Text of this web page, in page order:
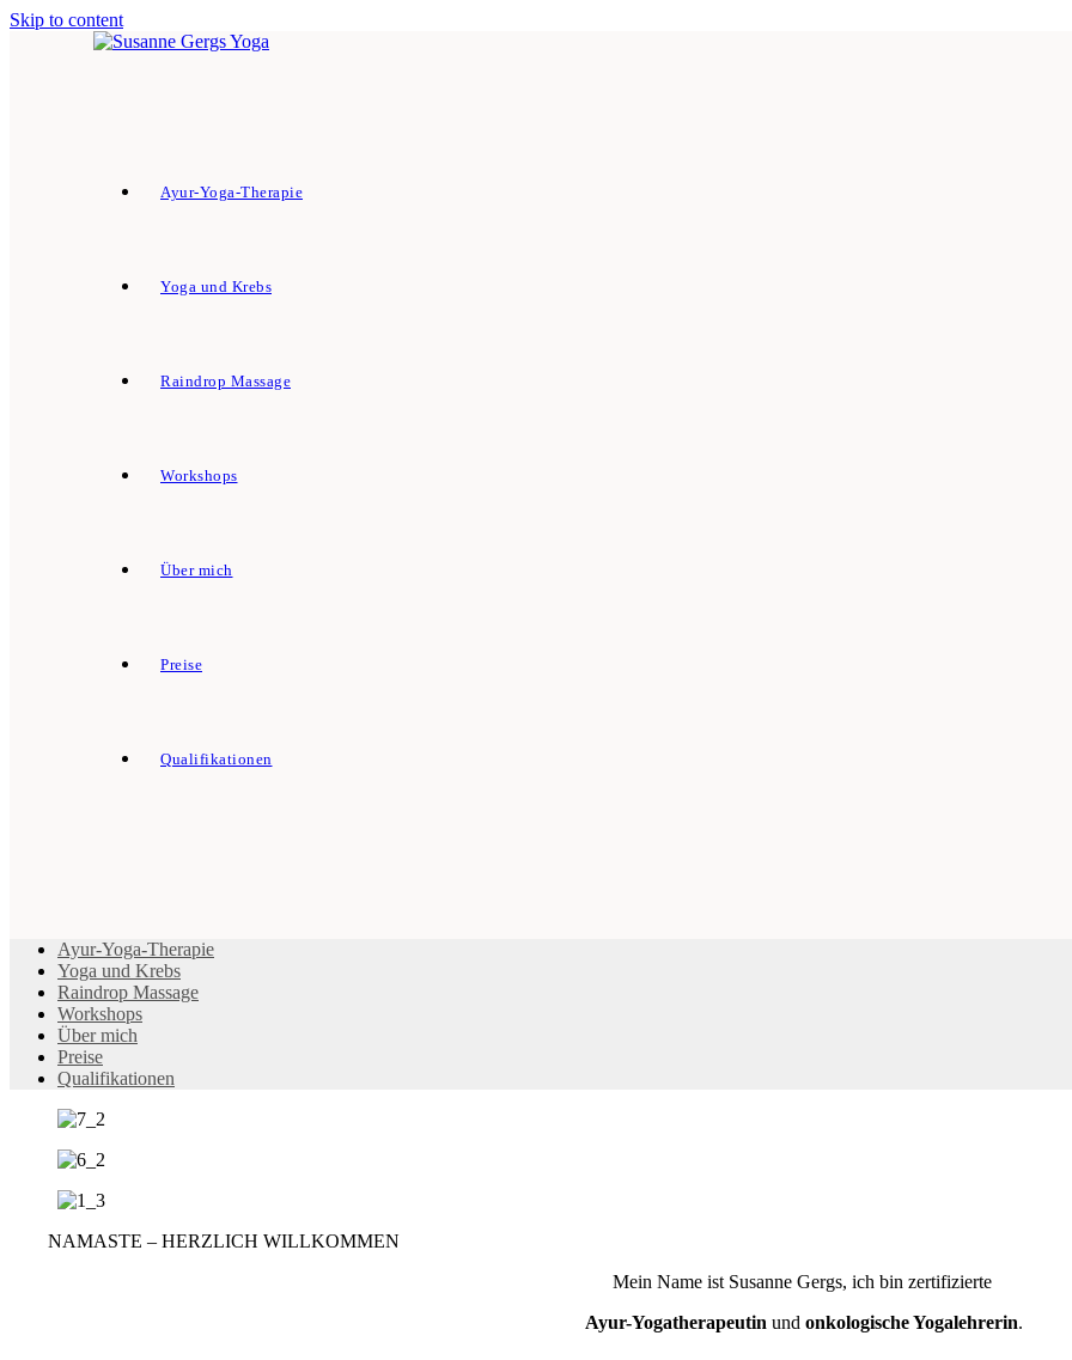
Skip to content
Ayur-Yoga-Therapie
Yoga und Krebs
Raindrop Massage
Workshops
Über mich
Preise
Qualifikationen
Ayur-Yoga-Therapie
Yoga und Krebs
Raindrop Massage
Workshops
Über mich
Preise
Qualifikationen
NAMASTE – HERZLICH WILLKOMMEN
Mein Name ist Susanne Gergs, ich bin zertifizierte
Ayur-Yogatherapeutin und onkologische Yogalehrerin.